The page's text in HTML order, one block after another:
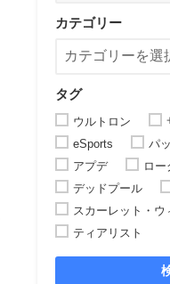
カテゴリー
タグ
ウルトロン
eSports
パ
アプデ
ロー
デッドプール
スカーレット・ウ
ティアリスト